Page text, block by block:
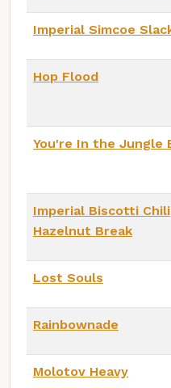
Imperial Simcoe
Hop Flood
You're In the Jungle
Imperial Biscotti Chili
Hazelnut Break
Lost Souls
Rainbownade
Molotov Heavy